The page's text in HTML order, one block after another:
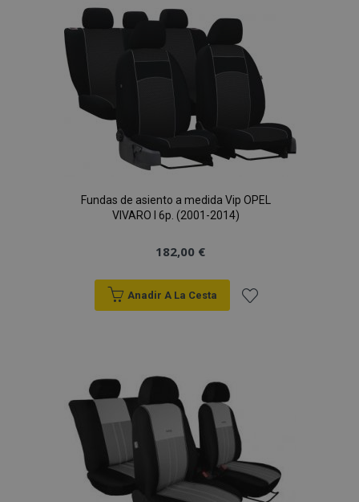
Lista
de
Deseos
Fundas de asiento a medida Vip OPEL
VIVARO I 6p. (2001-2014)
182,00 €
Anadir A La Cesta
Deseos